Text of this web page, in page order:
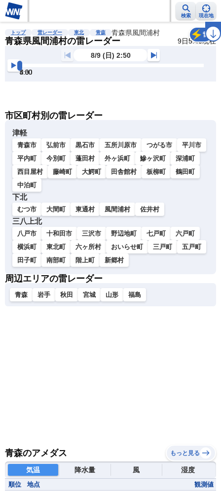
検索 現在地
雨雲レーダー 台風情報 地震情報 警報・注意報 2週間天気 ラ
トップ 雷レーダー 東北 青森 青森県風間浦村
青森県風間浦村の雷レーダー 9日5:40現在
雷
8/9 (日) 2:50
3:00
3:30
4:00
4:30
5:00
5:30
市区町村別の雷レーダー
津軽
青森市 弘前市 黒石市 五所川原市 つがる市
平川市
平内町
今別町 蓬田村 外ヶ浜町 鰺ヶ沢町
深浦町
西目屋村
藤崎町 大鰐町 田舎館村 板柳町
鶴田町
中泊町
下北
むつ市 大間町 東通村 風間浦村 佐井村
三八上北
八戸市 十和田市 三沢市 野辺地町 七戸町
六戸町
横浜町
東北町 六ヶ所村 おいらせ町 三戸町
五戸町
田子町
南部町 階上町 新郷村
周辺エリアの雷レーダー
青森 岩手 秋田 宮城 山形 福島
青森のアメダス もっと見る
気温 降水量 風 湿度
順位 地点 観測値